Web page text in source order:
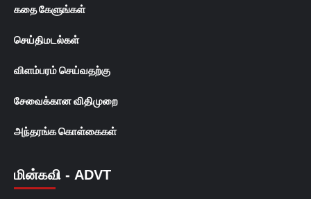
கதை கேளுங்கள்
செய்திமடல்கள்
விளம்பரம் செய்வதற்கு
சேவைக்கான விதிமுறை
அந்தரங்க கொள்கைகள்
மின்கவி - ADVT